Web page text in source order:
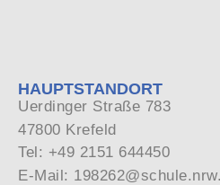
HAUPTSTANDORT
Uerdinger Straße 783
47800 Krefeld
Tel: +49 2151 644450
E-Mail: